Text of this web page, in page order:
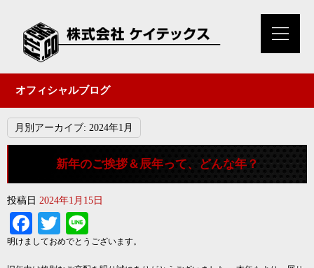
オフィシャルブログ
月別アーカイブ: 2024年1月
新年のご挨拶＆辰年って、どんな年？
投稿日 2024年1月15日
Facebook
Twitter
明けましておめでとうございます。